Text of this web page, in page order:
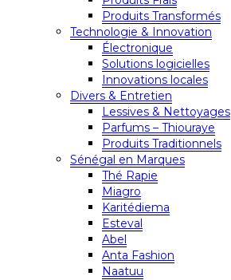
Produits Transformés
Technologie & Innovation
Électronique
Solutions logicielles
Innovations locales
Divers & Entretien
Lessives & Nettoyages
Parfums – Thiouraye
Produits Traditionnels
Sénégal en Marques
Thé Rapie
Miagro
Karitédiema
Esteval
Abel
Anta Fashion
Naatuu